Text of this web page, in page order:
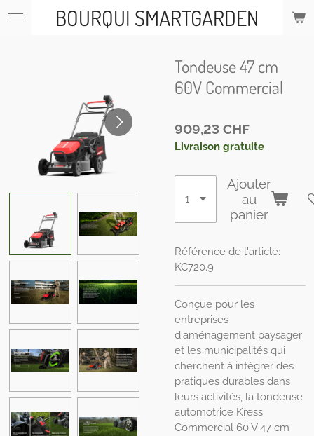
Passer
BOURQUI SMARTGARDEN
Tondeuse 47 cm
60V Commercial
909,23 CHF
Livraison gratuite
Ajouter
au
panier
Référence de l'article:
KC720.9
Conçue pour les
entreprises
d'aménagement paysager
et les municipalités qui
cherchent à intégrer des
pratiques durables dans
leurs activités, la tondeuse
automotrice Kress
Commercial 60 V 47 cm